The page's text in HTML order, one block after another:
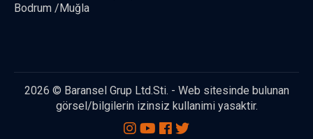
Bodrum /Muğla
2026 © Baransel Grup Ltd.Sti. - Web sitesinde bulunan
görsel/bilgilerin izinsiz kullanimi yasaktir.